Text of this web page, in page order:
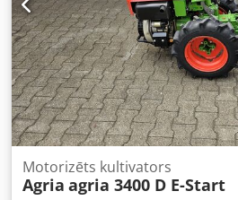
// Bruto cena ir 27 900 € - Apskate
brauciens iespējams pēc
maksā 400 € ar transporta
Finansējums / līzings var tikt
Motorizēts kultivators
Agria agria 3400 D E-Start